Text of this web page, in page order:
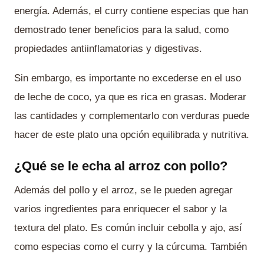
energía. Además, el curry contiene especias que han
demostrado tener beneficios para la salud, como
propiedades antiinflamatorias y digestivas.
Sin embargo, es importante no excederse en el uso
de leche de coco, ya que es rica en grasas. Moderar
las cantidades y complementarlo con verduras puede
hacer de este plato una opción equilibrada y nutritiva.
¿Qué se le echa al arroz con pollo?
Además del pollo y el arroz, se le pueden agregar
varios ingredientes para enriquecer el sabor y la
textura del plato. Es común incluir cebolla y ajo, así
como especias como el curry y la cúrcuma. También